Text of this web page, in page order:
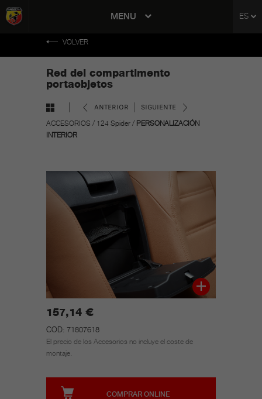
MENU ES
VOLVER
Red del compartimento
portaobjetos
ANTERIOR SIGUIENTE
ACCESORIOS / 124 Spider / PERSONALIZACIÓN
INTERIOR
157,14 €
COD: 71807618
El precio de los Accesorios no incluye el coste de
montaje.
COMPRAR ONLINE